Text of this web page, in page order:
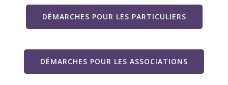
DÉMARCHES POUR LES PARTICULIERS
DÉMARCHES POUR LES ASSOCIATIONS